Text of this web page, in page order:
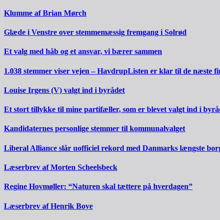
Klumme af Brian Mørch
Glæde i Venstre over stemmemæssig fremgang i Solrød
Et valg med håb og et ansvar, vi bærer sammen
1.038 stemmer viser vejen – HavdrupListen er klar til de næste
Louise Irgens (V) valgt ind i byrådet
Et stort tillykke til mine partifæller, som er blevet valgt ind i
Kandidaternes personlige stemmer til kommunalvalget
Liberal Alliance slår uofficiel rekord med Danmarks længste
Læserbrev af Morten Scheelsbeck
Regine Hovmøller: “Naturen skal tættere på hverdagen”
Læserbrev af Henrik Boye